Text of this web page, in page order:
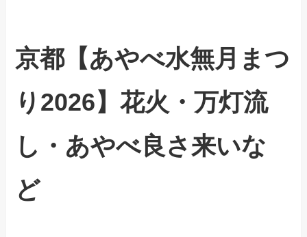
京都【あやべ水無月まつ
り2026】花火・万灯流
し・あやべ良さ来いな
ど